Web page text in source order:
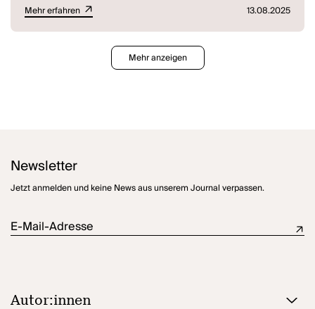
Mehr erfahren 13.08.2025
Mehr anzeigen
Newsletter
Jetzt anmelden und keine News aus unserem Journal verpassen.
E-Mail-Adresse
Autor:innen